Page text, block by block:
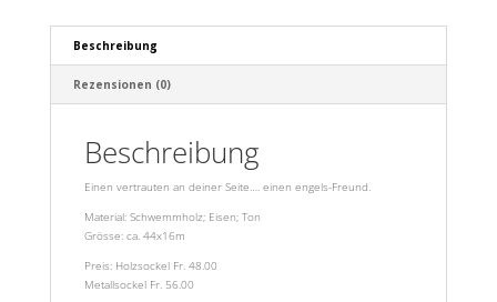
Beschreibung
Rezensionen (0)
Beschreibung
Einen vertrauten an deiner Seite…. einen engels-Freund.
Material: Schwemmholz; Eisen; Ton
Grösse: ca. 44x16m
Preis: Holzsockel Fr. 48.00
Metallsockel Fr. 56.00